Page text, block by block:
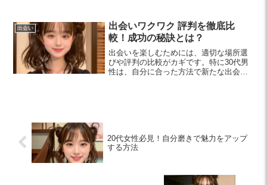
見逃しなく！
出会い
出会いワクワク 評判を徹底比
較！成功の秘訣とは？
出会いを楽しむためには、適切な場所選
びや評判の比較がカギです。特に30代男
性は、自分に合った方法で新たな出会い
20代女性必見！自分磨きで魅力をアップ
する方法